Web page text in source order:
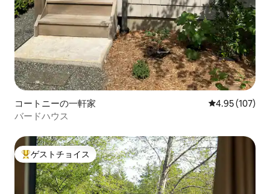
コートニーの一軒家 レビュー107
4.95 (107)
バードハウス
大好評のゲストチョイスです。
ゲストチョイス